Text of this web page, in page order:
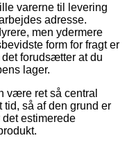
varerne til levering
adresse.
men ydermere
form for fragt er
forudsætter at du
lager.
være ret så central
tid, så af den grund er
estimerede